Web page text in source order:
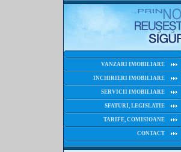
VANZARI IMOBILIARE
INCHIRIERI IMOBILIARE
SERVICII IMOBILIARE
SFATURI, LEGISLATIE
TARIFE, COMISIOANE
CONTACT